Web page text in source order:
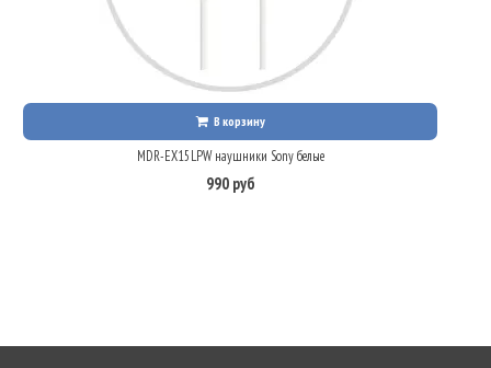
В корзину
MDR-EX15LPW наушники Sony белые
990 руб